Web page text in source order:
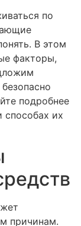
по
В этом
факторы,
подробнее
способах их
причинам.